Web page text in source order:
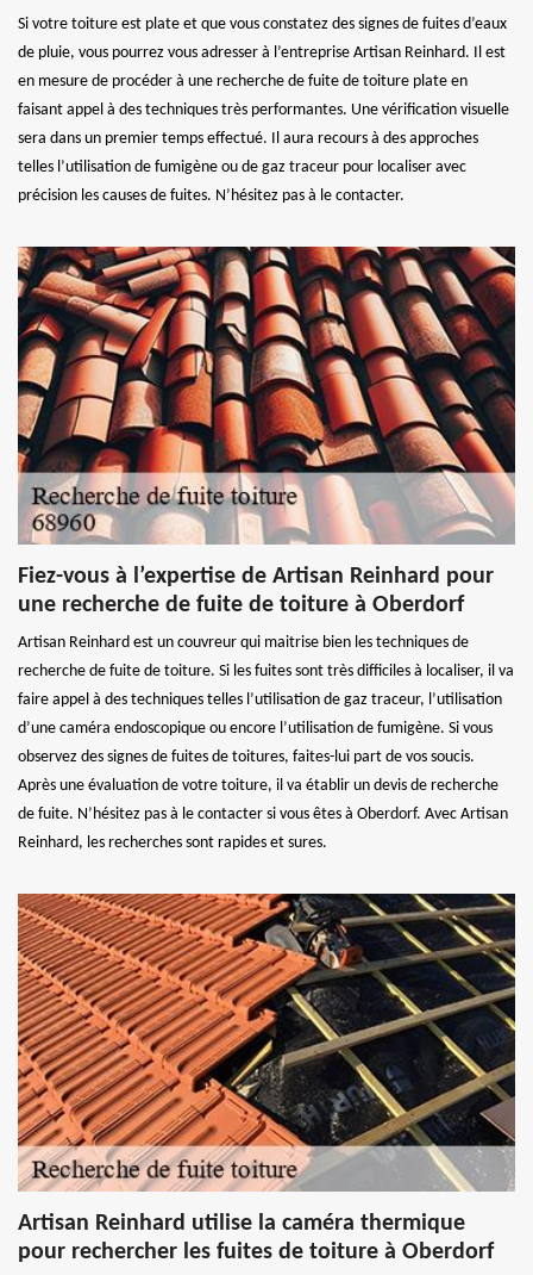
Si votre toiture est plate et que vous constatez des signes de fuites d’eaux
de pluie, vous pourrez vous adresser à l’entreprise Artisan Reinhard. Il est
en mesure de procéder à une recherche de fuite de toiture plate en
faisant appel à des techniques très performantes. Une vérification visuelle
sera dans un premier temps effectué. Il aura recours à des approches
telles l’utilisation de fumigène ou de gaz traceur pour localiser avec
précision les causes de fuites. N’hésitez pas à le contacter.
Fiez-vous à l’expertise de Artisan Reinhard pour
une recherche de fuite de toiture à Oberdorf
Artisan Reinhard est un couvreur qui maitrise bien les techniques de
recherche de fuite de toiture. Si les fuites sont très difficiles à localiser, il va
faire appel à des techniques telles l’utilisation de gaz traceur, l’utilisation
d’une caméra endoscopique ou encore l’utilisation de fumigène. Si vous
observez des signes de fuites de toitures, faites-lui part de vos soucis.
Après une évaluation de votre toiture, il va établir un devis de recherche
de fuite. N’hésitez pas à le contacter si vous êtes à Oberdorf. Avec Artisan
Reinhard, les recherches sont rapides et sures.
Artisan Reinhard utilise la caméra thermique
pour rechercher les fuites de toiture à Oberdorf